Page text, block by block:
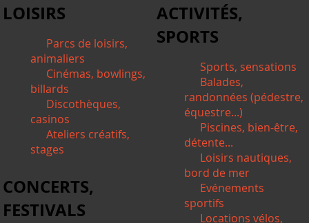
LOISIRS
Parcs de loisirs,
animaliers
Cinémas, bowlings,
billards
Discothèques,
casinos
Ateliers créatifs,
stages
ACTIVITÉS,
SPORTS
Sports, sensations
Balades,
randonnées (pédestre,
équestre...)
Piscines, bien-être,
détente...
Loisirs nautiques,
bord de mer
Evénements
sportifs
Locations vélos,
CONCERTS,
FESTIVALS